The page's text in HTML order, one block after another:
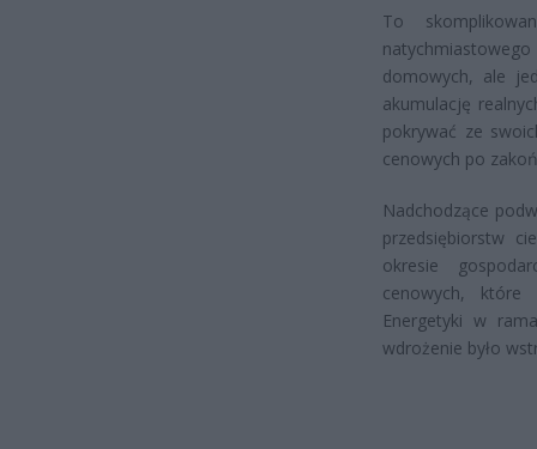
To
domowych, ale
akumulację
pokrywać ze
cenowych po
Nadchodzące
przedsiębiorstw
okresie
cenowych, które
Energetyki w
wdrożenie było